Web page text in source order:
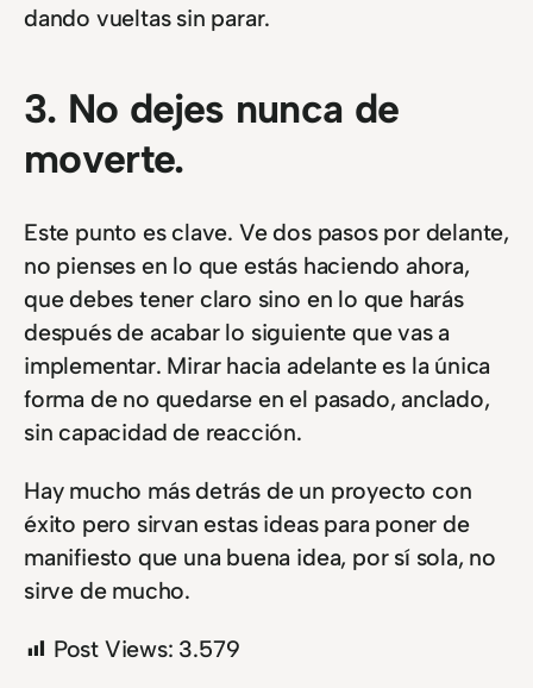
dando vueltas sin parar.
3. No dejes nunca de
moverte.
Este punto es clave. Ve dos pasos por delante,
no pienses en lo que estás haciendo ahora,
que debes tener claro sino en lo que harás
después de acabar lo siguiente que vas a
implementar. Mirar hacia adelante es la única
forma de no quedarse en el pasado, anclado,
sin capacidad de reacción.
Hay mucho más detrás de un proyecto con
éxito pero sirvan estas ideas para poner de
manifiesto que una buena idea, por sí sola, no
sirve de mucho.
Post Views: 3.579